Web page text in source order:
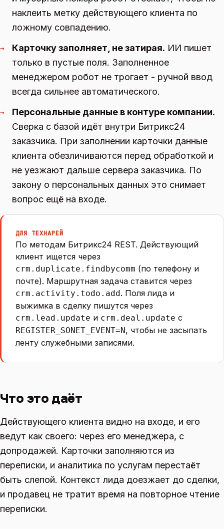
наклеить метку действующего клиента по
ложному совпадению.
→ Карточку заполняет, не затирая. ИИ пишет
только в пустые поля. Заполненное
менеджером робот не трогает - ручной ввод
всегда сильнее автоматического.
→
Персональные данные в контуре компании.
Сверка с базой идёт внутри Битрикс24
заказчика. При заполнении карточки данные
клиента обезличиваются перед обработкой и
не уезжают дальше сервера заказчика. По
закону о персональных данных это снимает
вопрос ещё на входе.
ДЛЯ ТЕХНАРЕЙ
По методам Битрикс24 REST. Действующий
клиент ищется через
crm.duplicate.findbycomm (по телефону и
почте). Маршрутная задача ставится через
crm.activity.todo.add. Поля лида и
выжимка в сделку пишутся через
crm.lead.update и crm.deal.update с
REGISTER_SONET_EVENT=N, чтобы не засыпать
ленту служебными записями.
Что это даёт
Действующего клиента видно на входе, и его
ведут как своего: через его менеджера, с
допродажей. Карточки заполняются из
переписки, и аналитика по услугам перестаёт
быть слепой. Контекст лида доезжает до сделки,
и продавец не тратит время на повторное чтение
переписки.